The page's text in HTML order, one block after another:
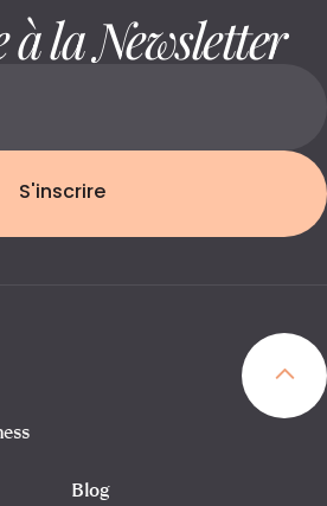
la Newsletter
S'inscrire
Blog